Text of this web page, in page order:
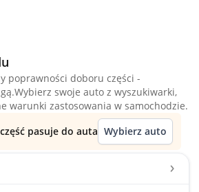
poprawności doboru części -
swoje auto z wyszukiwarki,
warunki zastosowania w samochodzie.
pasuje do auta Wybierz auto